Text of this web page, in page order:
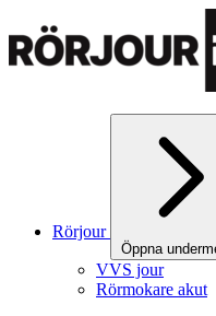
Rörjour
Öppna
VVS jour
Rörmokare akut